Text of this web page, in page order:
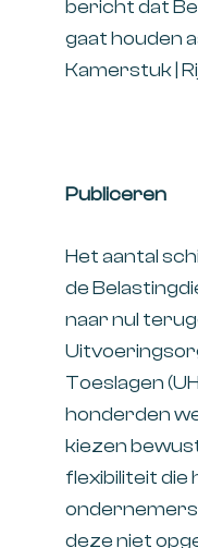
bericht dat
gaat houden
Kamerstuk |
Publiceren
Het aantal
de
naar nul
Toeslagen
honderden
kiezen
flexibiliteit die
deze niet